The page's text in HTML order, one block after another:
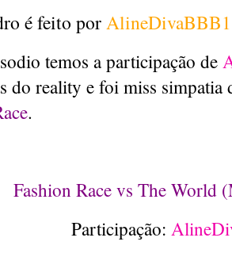
é feito por
temos a participação de
do reality e foi miss simpatia
.
Fashion Race vs The World
Participação: